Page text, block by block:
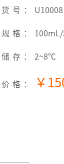
货号：
规格： 100mL/
储存： 2~8℃
价格： ￥